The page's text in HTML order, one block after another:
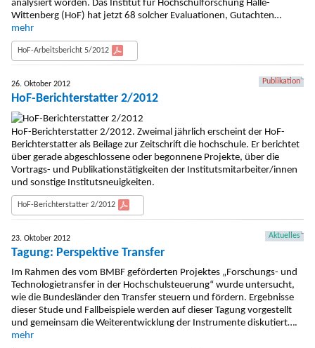
analysiert worden. Das Institut für Hochschulforschung Halle-
Wittenberg (HoF) hat jetzt 68 solcher Evaluationen, Gutachten…
mehr
HoF-Arbeitsbericht 5/2012
26. Oktober 2012 Publikation
HoF-Berichterstatter 2/2012
HoF-Berichterstatter 2/2012. Zweimal jährlich erscheint der HoF-
Berichterstatter als Beilage zur Zeitschrift die hochschule. Er berichtet
über gerade abgeschlossene oder begonnene Projekte, über die
Vortrags- und Publikationstätigkeiten der Institutsmitarbeiter/innen
und sonstige Institutsneuigkeiten.
HoF-Berichterstatter 2/2012
23. Oktober 2012 Aktuelles
Tagung: Perspektive Transfer
Im Rahmen des vom BMBF geförderten Projektes „Forschungs- und
Technologietransfer in der Hochschulsteuerung“ wurde untersucht,
wie die Bundesländer den Transfer steuern und fördern. Ergebnisse
dieser Stude und Fallbeispiele werden auf dieser Tagung vorgestellt
und gemeinsam die Weiterentwicklung der Instrumente diskutiert….
mehr